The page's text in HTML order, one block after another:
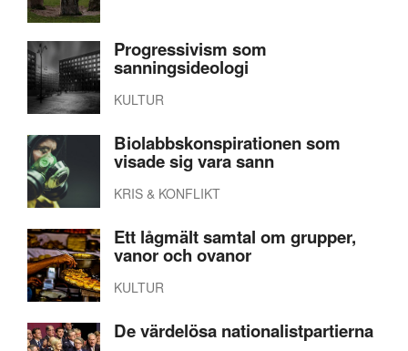
Progressivism som
sanningsideologi
KULTUR
Biolabbskonspirationen som
visade sig vara sann
KRIS & KONFLIKT
Ett lågmält samtal om grupper,
vanor och ovanor
KULTUR
De värdelösa nationalistpartierna